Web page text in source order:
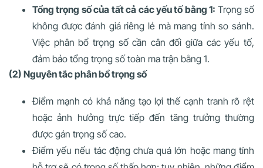
Tổng trọng số của tất cả các yếu tố bằng 1: Trọng số
không được đánh giá riêng lẻ mà mang tính so sánh.
Việc phân bổ trọng số cần cân đối giữa các yếu tố,
đảm bảo tổng trọng số toàn ma trận bằng 1.
(2) Nguyên tắc phân bổ trọng số
Điểm mạnh có khả năng tạo lợi thế cạnh tranh rõ rệt
hoặc ảnh hưởng trực tiếp đến tăng trưởng thường
được gán trọng số cao.
Điểm yếu nếu tác động chưa quá lớn hoặc mang tính